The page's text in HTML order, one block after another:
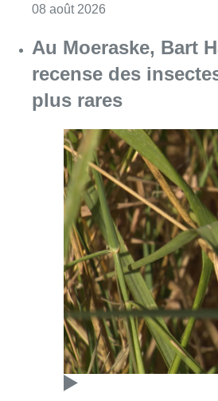
08 août 2026
Au Moeraske, Bart
recense des
plus rares